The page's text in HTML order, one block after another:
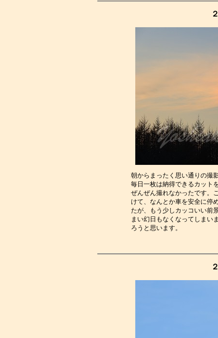
朝からまったく思い通りの撮
毎日一枚は納得できるカット
ぜんぜん撮れなかったです。
けて、なんとか車を安全に停
たが、もう少しカッコいい前
まい幻日もなくなってしまい
ろうと